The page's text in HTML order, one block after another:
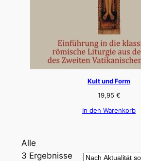
Kult und Form
19,95 €
In den Warenkorb
Alle
3 Ergebnisse